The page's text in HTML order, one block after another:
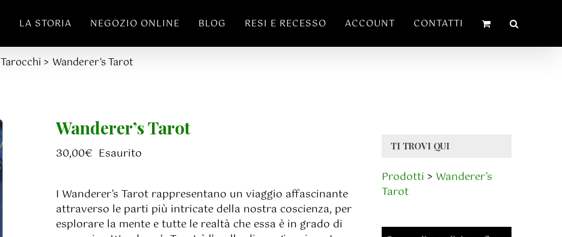
LA STORIA NEGOZIO ONLINE BLOG RESI E RECESSO ACCOUNT CONTATTI
Tarocchi Wanderer’s Tarot
Wanderer’s Tarot
30,00€ Esaurito
I Wanderer’s Tarot rappresentano un viaggio affascinante
attraverso le parti più intricate della nostra coscienza, per
esplorare la mente e tutte le realtà che essa è in grado di
TI TROVI QUI
Prodotti > Wanderer’s
Tarot